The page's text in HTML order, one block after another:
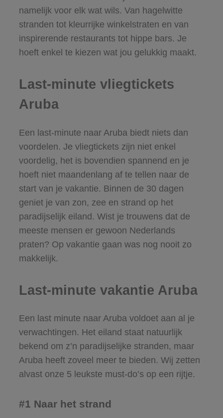
namelijk voor elk wat wils. Van hagelwitte
stranden tot kleurrijke winkelstraten en van
inspirerende restaurants tot hippe bars. Je
hoeft enkel te kiezen wat jou gelukkig maakt.
Last-minute vliegtickets
Aruba
Een last-minute naar Aruba biedt niets dan
voordelen. Je vliegtickets zijn niet enkel
voordelig, het is bovendien spannend en je
hoeft niet maandenlang af te tellen naar de
start van je vakantie. Binnen de 30 dagen
geniet je van zon, zee en strand op het
paradijselijk eiland. Wist je trouwens dat de
meeste mensen er gewoon Nederlands
praten? Op vakantie gaan was nog nooit zo
makkelijk.
Last-minute vakantie Aruba
Een last minute naar Aruba voldoet aan al je
verwachtingen. Het eiland staat natuurlijk
bekend om z’n paradijselijke stranden, maar
Aruba heeft zoveel meer te bieden. Wij zetten
alvast onze 5 leukste must-do’s op een rijtje.
#1 Naar het strand